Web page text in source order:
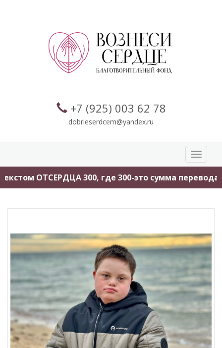
+7 (925) 003 62 78
dobrieserdcem@yandex.ru
Toggle
300, где 300-это сумма перевода.